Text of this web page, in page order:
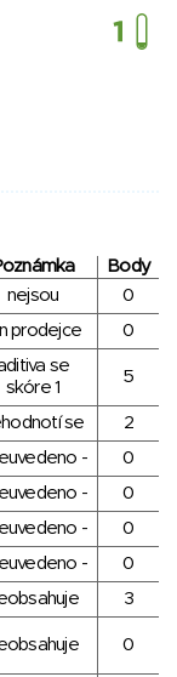
Body
nejsou
0
prodejce 0
se
skóre 1
5
se
2
-
0
-
0
-
0
-
0
3
0